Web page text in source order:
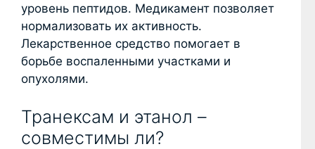
уровень пептидов. Медикамент позволяет
нормализовать их активность.
Лекарственное средство помогает в
борьбе воспаленными участками и
опухолями.
Транексам и этанол –
совместимы ли?